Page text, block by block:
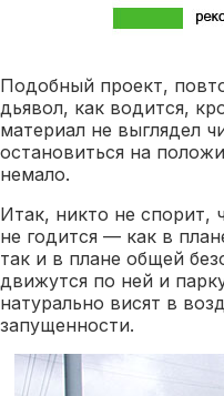
Подобный проект,
дьявол, как водится,
материал не выглядел
остановиться на
немало.
Итак, никто не спорит,
не годится — как в
так и в плане общей
движутся по ней и
натурально висят в
запущенности.